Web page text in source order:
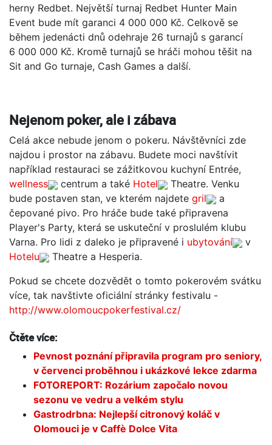
herny Redbet. Největší turnaj Redbet Hunter Main
Event bude mít garanci 4 000 000 Kč. Celkově se
během jedenácti dnů odehraje 26 turnajů s garancí
6 000 000 Kč. Kromě turnajů se hráči mohou těšit na
Sit and Go turnaje, Cash Games a další.
Nejenom poker, ale i zábava
Celá akce nebude jenom o pokeru. Návštěvníci zde
najdou i prostor na zábavu. Budete moci navštívit
například restauraci se zážitkovou kuchyní Entrée,
wellness
centrum a také Hotel
Theatre. Venku
bude postaven stan, ve kterém najdete gril
a
čepované pivo. Pro hráče bude také připravena
Player's Party, která se uskuteční v proslulém klubu
Varna. Pro lidi z daleko je připravené i ubytování
v
Hotelu
Theatre a Hesperia.
Pokud se chcete dozvědět o tomto pokerovém svátku
více, tak navštivte oficiální stránky festivalu -
http://www.olomoucpokerfestival.cz/
Čtěte více:
Pevnost poznání připravila program pro seniory,
v červenci proběhnou i ukázkové lekce zdarma
FOTOREPORT: Rozárium započalo novou
sezonu ve vedru a velkém stylu
Gastrodrbna: Nejlepší citronový koláč v
Olomouci je v Caffè Dolce Vita